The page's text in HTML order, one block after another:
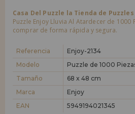
nuevo
¿Eres Profesional o Empresa?. ¿Quieres
condiciones de ventas con descuentos
¡Adelante! Te estábamos esperando.
Casa Del Puzzle la Tienda de Puzzles
Puzzle Enjoy Lluvia Al Atardecer de
comprar de forma rápida y segura.
Referencia
Enjoy-2134
Modelo
Puzzle de 1000
Tamaño
68 x 48 cm
Marca
Enjoy
EAN
5949194021345